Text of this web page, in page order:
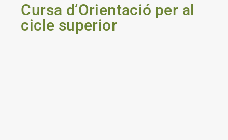
Cursa d’Orientació per al
cicle superior